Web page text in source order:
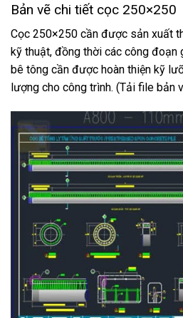
Bản vẽ chi tiết cọc 250×250
Cọc 250×250 cần được sản xuất
kỹ thuật, đồng thời các công
bê tông cần được hoàn thiện kỹ
lượng cho công trình. (Tải file bản